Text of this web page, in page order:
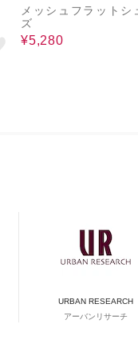
メッシュフラットシ
ズ
¥5,280
URBAN RESEARCH
アーバンリサーチ